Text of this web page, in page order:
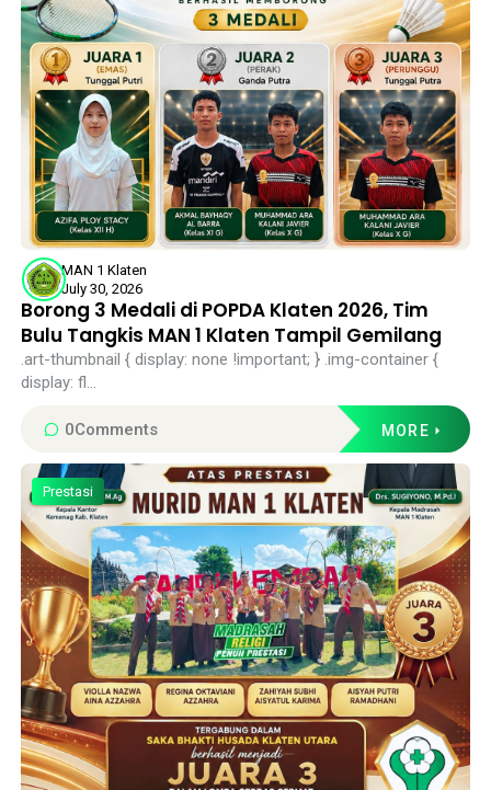
MAN 1 Klaten
July 30, 2026
Borong 3 Medali di POPDA Klaten 2026, Tim
Bulu Tangkis MAN 1 Klaten Tampil Gemilang
.art-thumbnail { display: none !important; } .img-container {
display: fl...
0Comments MORE
Prestasi